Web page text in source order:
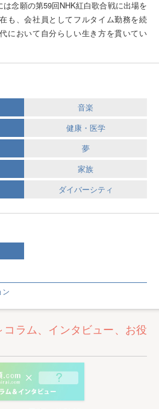
念願の第59回NHK紅白歌合戦に出場を
も、会社員としてフルタイム勤務を続
において自分らしい生き方を貫いてい
音楽
健康・医学
夢
家族
ダイバーシティ
ン
ラム、インタビュー、お役